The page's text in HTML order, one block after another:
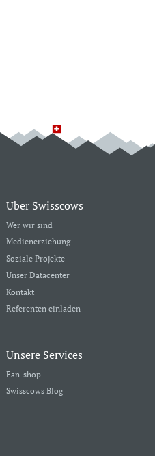
Über Swisscows
Wer wir sind
Medienerziehung
Soziale Projekte
Unser Datacenter
Kontakt
Referenten einladen
Unsere Services
Fan-shop
Swisscows Blog